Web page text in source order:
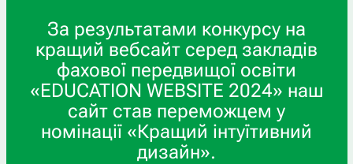
За результатами конкурсу на
кращий вебсайт серед закладів
фахової передвищої освіти
«EDUCATION WEBSITE 2024» наш
сайт став переможцем у
номінації «Кращий інтуїтивний
дизайн».